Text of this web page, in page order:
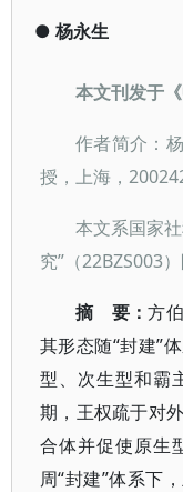
● 杨永生
本文刊发于
作者简介：
授，上海，200242
本文系国家
究”（22BZS003）
摘 要：方
其形态随“封建”
型、次生型和霸
期，王权疏于对
合体并促使原生
周“封建”体系下